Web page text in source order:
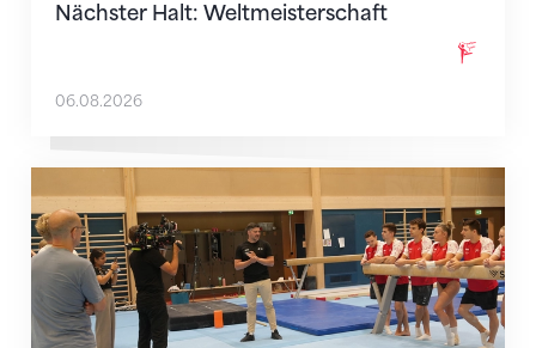
Nächster Halt: Weltmeisterschaft
06.08.2026
Mit klaren Zielen nach Zagreb